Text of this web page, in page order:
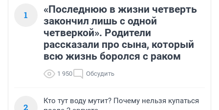
1
«Последнюю в жизни четверть
закончил лишь с одной
четверкой». Родители
рассказали про сына, который
всю жизнь боролся с раком
1 950 Обсудить
2
Кто тут воду мутит? Почему нельзя купаться